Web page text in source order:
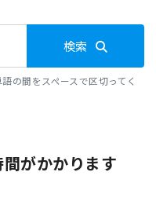
検索
の間をスペースで区切ってく
がかかります